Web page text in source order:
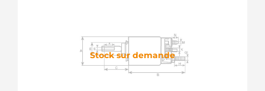
Stock sur demande